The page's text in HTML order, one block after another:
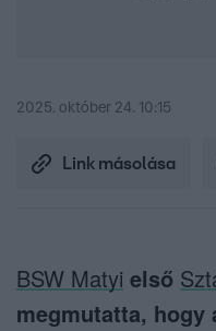
2025. október 24. 10:15
Link másolása
BSW Matyi első
megmutatta, hogy